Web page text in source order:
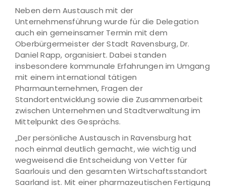
Neben dem Austausch mit der
Unternehmensführung wurde für die Delegation
auch ein gemeinsamer Termin mit dem
Oberbürgermeister der Stadt Ravensburg, Dr.
Daniel Rapp, organisiert. Dabei standen
insbesondere kommunale Erfahrungen im Umgang
mit einem international tätigen
Pharmaunternehmen, Fragen der
Standortentwicklung sowie die Zusammenarbeit
zwischen Unternehmen und Stadtverwaltung im
Mittelpunkt des Gesprächs.
„Der persönliche Austausch in Ravensburg hat
noch einmal deutlich gemacht, wie wichtig und
wegweisend die Entscheidung von Vetter für
Saarlouis und den gesamten Wirtschaftsstandort
Saarland ist. Mit einer pharmazeutischen Fertigung